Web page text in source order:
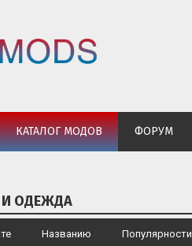
КАТАЛОГ МОДОВ ФОРУМ
И ОДЕЖДА
Названию Популярности